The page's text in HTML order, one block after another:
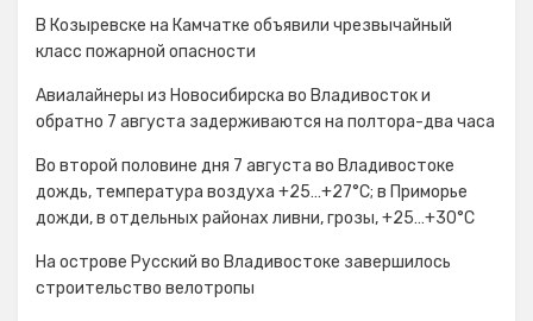
В Козыревске на Камчатке объявили чрезвычайный
класс пожарной опасности
Авиалайнеры из Новосибирска во Владивосток и
обратно 7 августа задерживаются на полтора-два часа
Во второй половине дня 7 августа во Владивостоке
дождь, температура воздуха +25…+27°С; в Приморье
дожди, в отдельных районах ливни, грозы, +25…+30°C
На острове Русский во Владивостоке завершилось
строительство велотропы